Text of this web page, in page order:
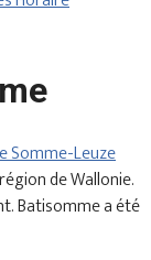
Somme-Leuze
de Wallonie.
Batisomme a été